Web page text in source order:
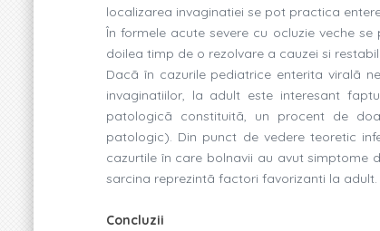
localizarea invaginatiei se pot practica
În formele acute severe cu ocluzie veche
doilea timp de o rezolvare a cauzei si
Dacã în cazurile pediatrice enterita viralã
invaginatiilor, la adult este interesant
patologicã constituitã, un procent de
patologic). Din punct de vedere teoretic
cazurtile în care bolnavii au avut simptome
sarcina reprezintã factori favorizanti la adult.
Concluzii